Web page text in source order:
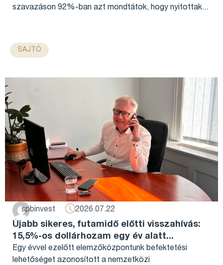
szavazáson 92%-ban azt mondtátok, hogy nyitottak...
SAJTÓ
spbinvest 2026.07.22
Újabb sikeres, futamidő előtti visszahívás:
15,5%-os dollárhozam egy év alatt...
Egy évvel ezelőtt elemzőközpontunk befektetési
lehetőséget azonosított a nemzetközi